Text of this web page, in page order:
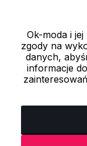
18-20 cm
Damskie
fitness Elena II
45.9
Ok-moda i
zgody na
danych,
informacje